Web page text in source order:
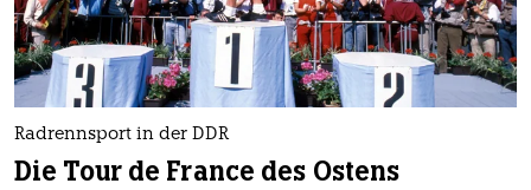
Radrennsport in der DDR
Die Tour de France des Ostens